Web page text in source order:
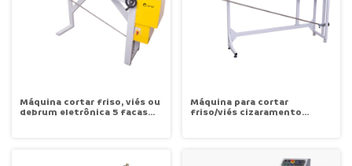
Máquina cortar friso, viés ou
debrum eletrônica 5 facas
Máquina para cortar
friso/viés cizaramento